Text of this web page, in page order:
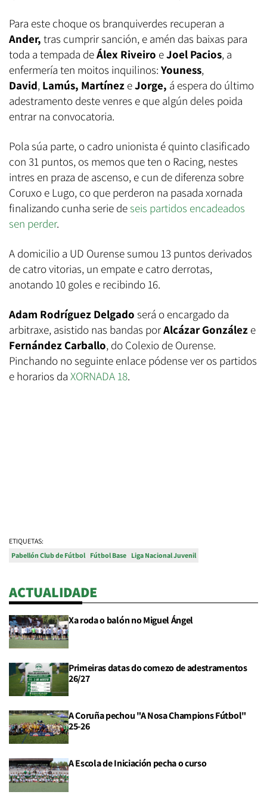
Para este choque os branquiverdes recuperan a
Ander, tras cumprir sanción, e amén das baixas para
toda a tempada deÁlex Riveiro eJoel Pacios, a
enfermería ten moitos inquilinos: Youness,
David, Lamús, Martínez eJorge, á espera do último
adestramento deste venres e que algún deles poida
entrar na convocatoria.
Pola súa parte, o cadro unionista é quinto clasificado
con 31 puntos, os memos que ten o Racing, nestes
intres en praza de ascenso, e cun de diferenza sobre
Coruxo e Lugo, co que perderon na pasada xornada
finalizando cunha serie deseis partidos encadeados
sen perder.
A domicilio a UD Ourense sumou 13 puntos derivados
de catro vitorias, un empate e catro derrotas,
anotando 10 goles e recibindo 16.
Adam Rodríguez Delgado será o encargado da
arbitraxe, asistido nas bandas porAlcázar González e
Fernández Carballo, do Colexio de Ourense.
Pinchando no seguinte enlace pódense ver os partidos
e horarios da XORNADA 18.
ETIQUETAS:
Pabellón Club de Fútbol Fútbol Base Liga Nacional Juvenil
ACTUALIDADE
Xa roda o balón no Miguel Ángel
Primeiras datas do comezo de adestramentos
26/27
A Coruña pechou "A Nosa Champions Fútbol"
25-26
A Escola de Iniciación pecha o curso